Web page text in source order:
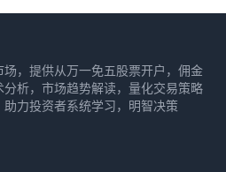
，提供从万一免五股票开户，佣金
析，市场趋势解读，量化交易策略
力投资者系统学习，明智决策